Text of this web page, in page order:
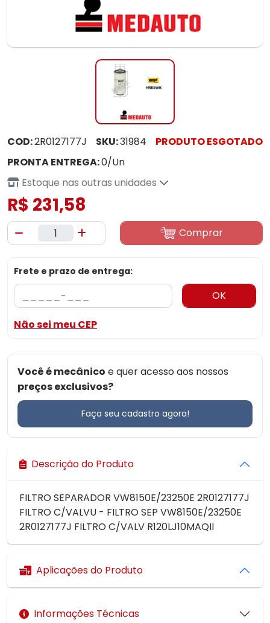
COD:2R0127177J SKU:31984
PRODUTO ESGOTADO
PRONTA ENTREGA:0/Un
Estoque nas outras unidades
R$ 231,58
Comprar
Frete e prazo de entrega:
OK
Não sei meu CEP
Você é mecânico e quer acesso aos nossos
preços exclusivos?
Faça seu cadastro agora!
Descrição do Produto
FILTRO SEPARADOR VW8150E/23250E 2R0127177J
FILTRO C/VALVU - FILTRO SEP VW8150E/23250E
2R0127177J FILTRO C/VALV R120LJ10MAQII
Aplicações do Produto
Informações Técnicas